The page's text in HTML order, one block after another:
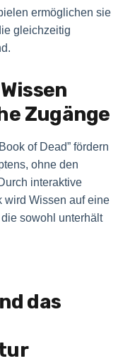
ermöglichen sie
gleichzeitig
Zugänge
of Dead” fördern
ohne den
interaktive
wird Wissen auf eine
sowohl unterhält
das